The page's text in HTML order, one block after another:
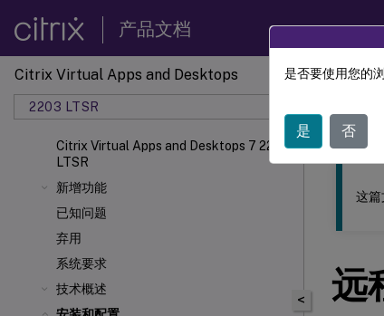
产品文档
Citrix Virtual Apps and Desktops
2203 LTSR
Citrix Virtual Apps and Desktops 7 2203
LTSR
新增功能
已知问题
弃用
系统要求
技术概述
此内容已
<
这篇
远
是否要使用您的
是 否